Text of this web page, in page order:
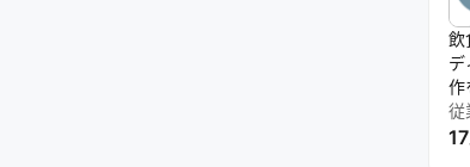
飲
デ
作
従
17